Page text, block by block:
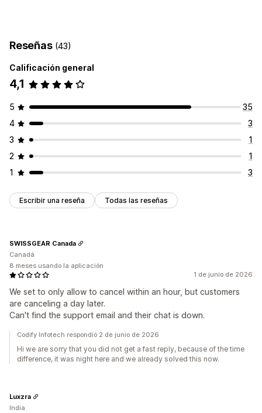
Actualizaciones de estado
Reseñas (43)
Calificación general
4,1
5
35
4
3
3
1
2
1
1
3
Escribir una reseña Todas las reseñas
1 de junio de 2026
We set to only allow to cancel within an hour, but customers
are canceling a day later.
Can't find the support email and their chat is down.
SWISSGEAR Canada
Canadá
8 meses usando la aplicación
Codify Infotech respondió 2 de junio de 2026
Hi we are sorry that you did not get a fast reply, because of the time
difference, it was night here and we already solved this now.
Luxzra
India